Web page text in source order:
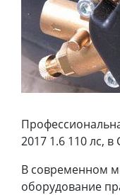
2017 1.6 110 лс, в
В современном
оборудование